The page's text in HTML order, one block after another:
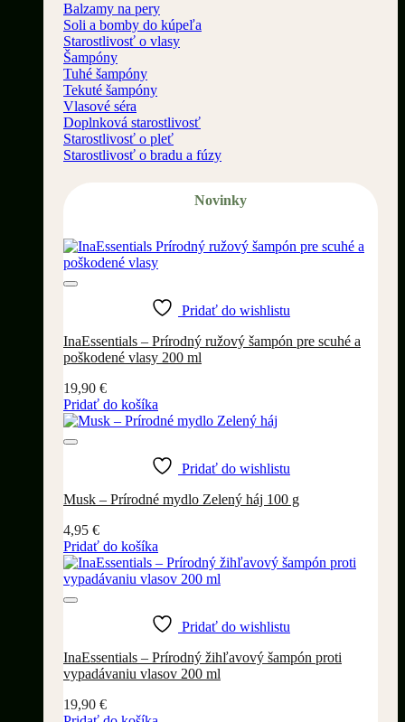
Balzamy na pery
Soli a bomby do kúpeľa
Starostlivosť o vlasy
Šampóny
Tuhé šampóny
Tekuté šampóny
Vlasové séra
Doplnková starostlivosť
Starostlivosť o pleť
Starostlivosť o bradu a fúzy
Novinky
Pridať do wishlistu
InaEssentials – Prírodný ružový šampón pre scuhé a
poškodené vlasy 200 ml
19,90 €
Pridať do košíka
Pridať do wishlistu
Musk – Prírodné mydlo Zelený háj 100 g
4,95 €
Pridať do košíka
Pridať do wishlistu
InaEssentials – Prírodný žihľavový šampón proti
vypadávaniu vlasov 200 ml
19,90 €